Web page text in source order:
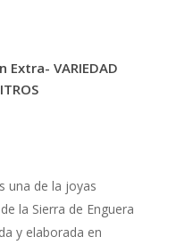
VARIEDAD
una de la joyas
la Sierra de Enguera
y elaborada en